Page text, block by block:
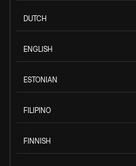
DUTCH
ENGLISH
ESTONIAN
FILIPINO
FINNISH